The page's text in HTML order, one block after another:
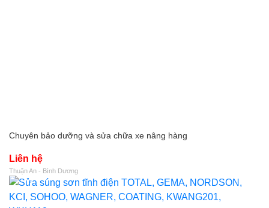
Chuyên bảo dưỡng và sửa chữa xe nâng hàng
Liên hệ
Thuận An - Bình Dương